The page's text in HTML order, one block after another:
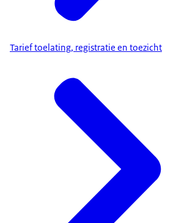
Tarief toelating, registratie en toezicht